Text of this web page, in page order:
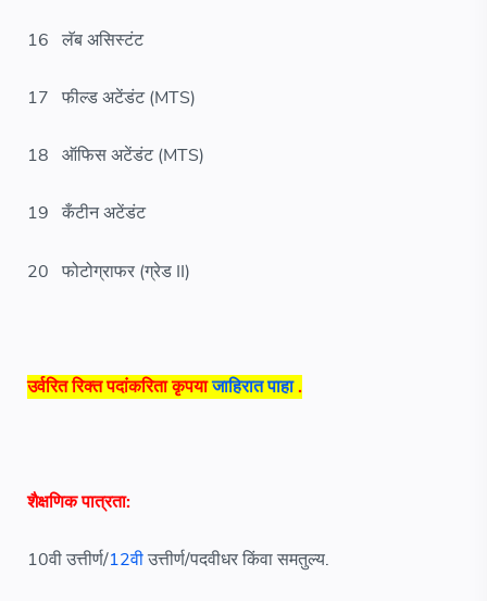
16 लॅब असिस्टंट
17 फील्ड अटेंडंट (MTS)
18 ऑफिस अटेंडंट (MTS)
19 कँटीन अटेंडंट
20 फोटोग्राफर (ग्रेड II)
उर्वरित रिक्त पदांकरिता कृपयाजाहिरात पाहा.
शैक्षणिक पात्रता:
10वी उत्तीर्ण/12वीउत्तीर्ण/पदवीधर किंवा समतुल्य.